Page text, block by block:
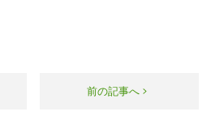
前の記事へ